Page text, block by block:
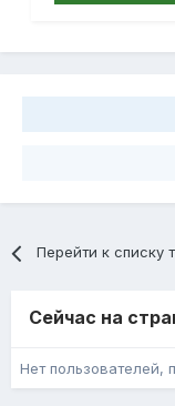
Перейти к списку
Сейчас на
Нет пользователей,